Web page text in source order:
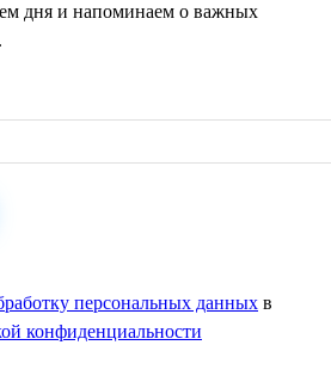
дня и напоминаем о важных
персональных данных в
конфиденциальности